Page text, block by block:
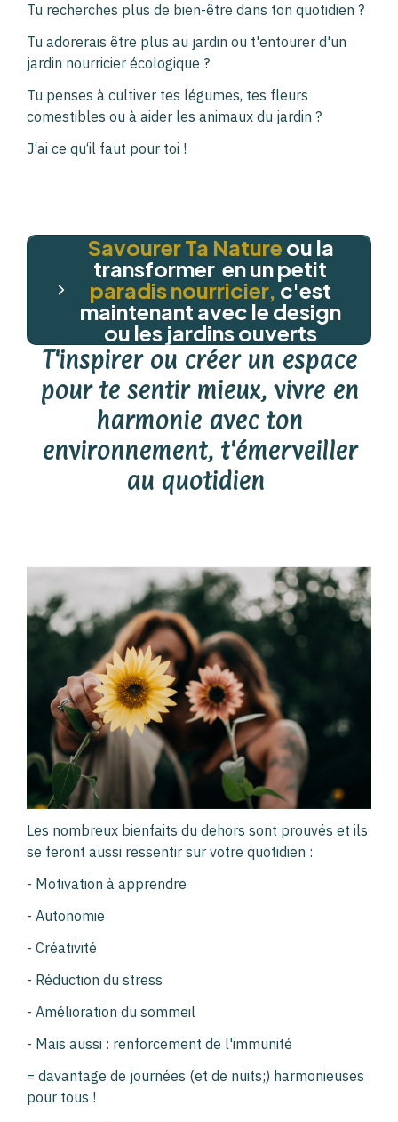
Tu recherches plus de bien-être dans ton quotidien ?
Tu adorerais être plus au jardin ou t'entourer d'un
jardin nourricier écologique ?
Tu penses à cultiver tes légumes, tes fleurs
comestibles ou à aider les animaux du jardin ?
J‘ai ce qu‘il faut pour toi !
SavourerTa Nature ou la
transformer en un petit
paradis nourricier,c'est
maintenant avec le design
ou les jardins ouverts
T'inspirer ou créer un espace
pour te sentir mieux, vivre en
harmonie avec ton
environnement, t'émerveiller
au quotidien
Les nombreux bienfaits du dehors sont prouvés et ils
se feront aussi ressentir sur votre quotidien :
- Motivation à apprendre
- Autonomie
- Créativité
- Réduction du stress
- Amélioration du sommeil
- Mais aussi : renforcement de l'immunité
= davantage de journées (et de nuits;) harmonieuses
pour tous !